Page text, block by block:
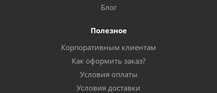
Блог
Полезное
Корпоративным клиентам
Как оформить заказ?
Условия оплаты
Условия доставки